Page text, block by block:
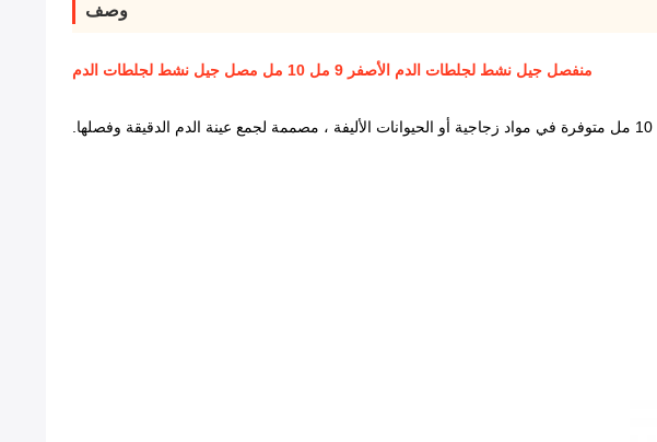
وصف
منفصل جيل نشط لجلطات الدم الأصفر 9 مل 10 مل مصل جيل نشط لجلطات الدم